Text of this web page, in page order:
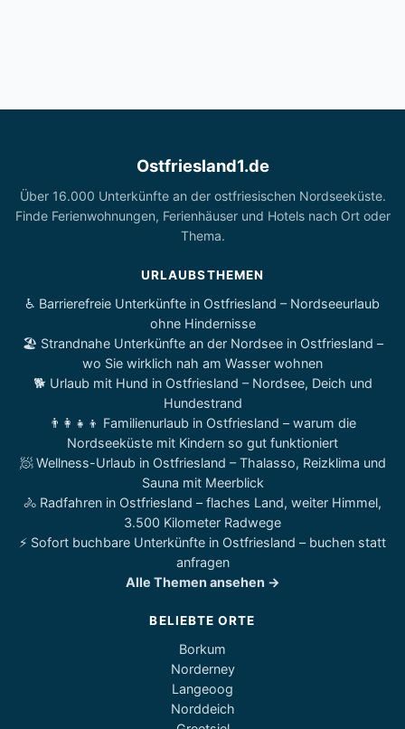
Ostfriesland1.de
Über 16.000 Unterkünfte an der ostfriesischen Nordseeküste.
Finde Ferienwohnungen, Ferienhäuser und Hotels nach Ort oder
Thema.
URLAUBSTHEMEN
♿ Barrierefreie Unterkünfte in Ostfriesland – Nordseeurlaub
ohne Hindernisse
🏖️ Strandnahe Unterkünfte an der Nordsee in Ostfriesland –
wo Sie wirklich nah am Wasser wohnen
🐕 Urlaub mit Hund in Ostfriesland – Nordsee, Deich und
Hundestrand
👨‍👩‍👧‍👦 Familienurlaub in Ostfriesland – warum die
Nordseeküste mit Kindern so gut funktioniert
🧖 Wellness-Urlaub in Ostfriesland – Thalasso, Reizklima und
Sauna mit Meerblick
🚴 Radfahren in Ostfriesland – flaches Land, weiter Himmel,
3.500 Kilometer Radwege
⚡ Sofort buchbare Unterkünfte in Ostfriesland – buchen statt
anfragen
Alle Themen ansehen →
BELIEBTE ORTE
Borkum
Norderney
Langeoog
Norddeich